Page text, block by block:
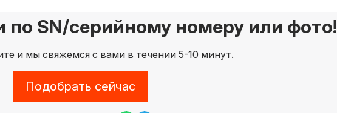
по SN/серийному номеру или фото!
и мы свяжемся с вами в течении 5-10 минут.
Подобрать сейчас